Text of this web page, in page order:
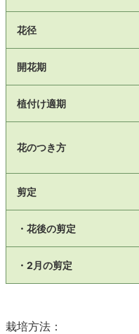
花径
開花期
植付け適期
花のつき方
剪定
・花後の剪定
・2月の剪定
栽培方法：